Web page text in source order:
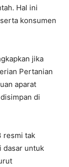
Hal ini
konsumen
jika
Pertanian
aparat
di
resmi tak
dasar untuk